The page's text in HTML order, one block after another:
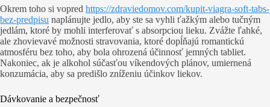
Okrem toho si vopred https://zdraviedomov.com/kupit-viagra-soft-tabs-
bez-predpisu naplánujte jedlo, aby ste sa vyhli ťažkým alebo tučným
jedlám, ktoré by mohli interferovať s absorpciou lieku. Zvážte ľahké,
ale zhovievavé možnosti stravovania, ktoré dopĺňajú romantickú
atmosféru bez toho, aby bola ohrozená účinnosť jemných tabliet.
Nakoniec, ak je alkohol súčasťou víkendových plánov, umiernená
konzumácia, aby sa predišlo zníženiu účinkov liekov.
Dávkovanie a bezpečnosť